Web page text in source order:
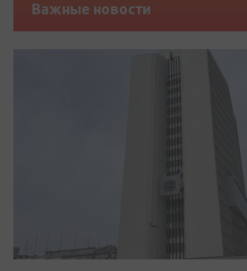
Важные новости